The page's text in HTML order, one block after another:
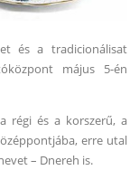
és a tradicionálisat
május 5-én
régi és a korszerű, a
erre utal
– Dnereh is.